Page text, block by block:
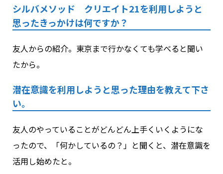
シルバメソッド クリエイト21を利用しようと
思ったきっかけは何ですか？
友人からの紹介。東京まで行かなくても学べると聞い
たから。
潜在意識を利用しようと思った理由を教えて下さ
い。
友人のやっていることがどんどん上手くいくようにな
ったので、「何かしているの？」と聞くと、潜在意識を
活用し始めたと。